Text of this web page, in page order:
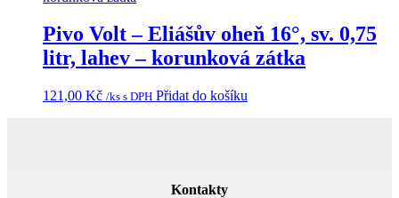
Pivo Volt – Eliášův oheň 16°, sv. 0,75
litr, lahev – korunková zátka
121,00 Kč /ks s DPH Přidat do košíku
Kontakty